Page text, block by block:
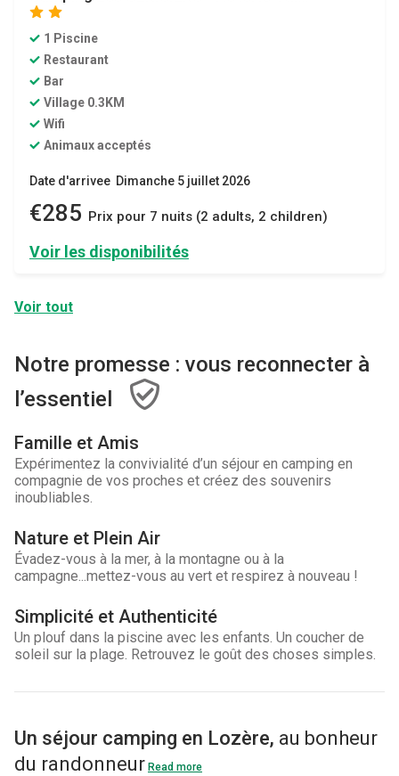
star
1 Piscine
Restaurant
Bar
Village 0.3KM
Wifi
Animaux acceptés
Date d'arrivee Dimanche 5 juillet 2026
€285 Prix ​​pour 7 nuits (2 adults, 2 children)
Voir les disponibilités
Voir tout
Notre promesse : vous reconnecter à
l’essentiel
Famille et Amis
Expérimentez la convivialité d’un séjour en camping en
compagnie de vos proches et créez des souvenirs
inoubliables.
Nature et Plein Air
Évadez-vous à la mer, à la montagne ou à la
campagne...mettez-vous au vert et respirez à nouveau !
Simplicité et Authenticité
Un plouf dans la piscine avec les enfants. Un coucher de
soleil sur la plage. Retrouvez le goût des choses simples.
Un séjour camping en Lozère, au bonheur
du randonneur Read more